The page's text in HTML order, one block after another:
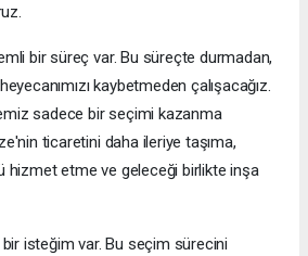
bir süreç var. Bu süreçte durmadan,
kaybetmeden çalışacağız.
sadece bir seçimi kazanma
ticaretini daha ileriye taşıma,
hizmet etme ve geleceği birlikte inşa
isteğim var. Bu seçim sürecini